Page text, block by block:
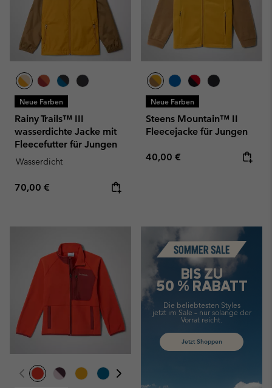
Neue Farben
Rainy Trails™ III
wasserdichte Jacke mit
Fleecefutter für Jungen
Wasserdicht
Regular price:
70,00 €
Neue Farben
Steens Mountain™ II
Fleecejacke für Jungen
Regular price:
40,00 €
Summer Sale
BIS ZU
50 % RABATT
Die beliebtesten Styles
jetzt im Sale – nur solange der
Vorrat reicht.
Jetzt Shoppen